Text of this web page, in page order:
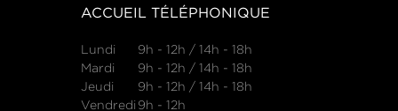
ACCUEIL TÉLÉPHONIQUE
Lundi
9h - 12h / 14h - 18h
Mardi
9h - 12h / 14h - 18h
Jeudi
9h - 12h / 14h - 18h
Vendredi 9h - 12h